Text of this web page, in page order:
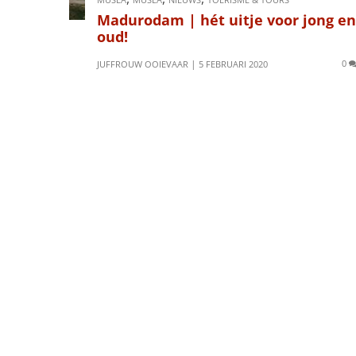
Madurodam | hét uitje voor jong en
oud!
JUFFROUW OOIEVAAR 5 FEBRUARI 2020 0